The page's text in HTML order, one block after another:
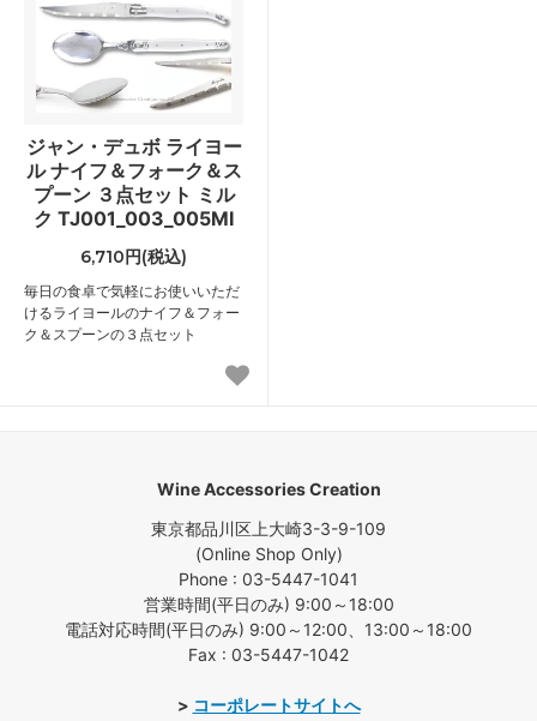
ジャン・デュボ ライヨー
ル ナイフ＆フォーク＆ス
プーン ３点セット ミル
ク TJ001_003_005MI
6,710円(税込)
毎日の食卓で気軽にお使いいただ
けるライヨールのナイフ＆フォー
ク＆スプーンの３点セット
Wine Accessories Creation
東京都品川区上大崎3-3-9-109
(Online Shop Only)
Phone : 03-5447-1041
営業時間(平日のみ) 9:00～18:00
電話対応時間(平日のみ) 9:00～12:00、13:00～18:00
Fax : 03-5447-1042
> コーポレートサイトへ